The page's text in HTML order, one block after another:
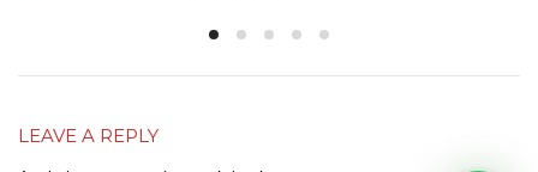
LEAVE A REPLY